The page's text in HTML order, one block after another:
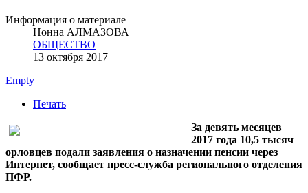
Информация о материале
Нонна АЛМАЗОВА
ОБЩЕСТВО
13 октября 2017
Empty
Печать
За девять месяцев
2017 года 10,5 тысяч
орловцев подали заявления о назначении пенсии через
Интернет, сообщает пресс-служба регионального отделения
ПФР.